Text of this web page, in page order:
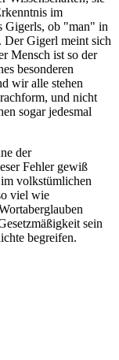
im
Gigerls, ob "man" in
Der Gigerl meint sich
Mensch ist so der
besonderen
wir alle stehen
und nicht
sogar jedesmal
der
Fehler gewiß
volkstümlichen
viel wie
sein
begreifen.